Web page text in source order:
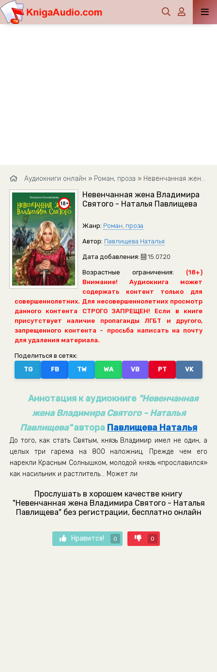
Аудиокниги онлайн » Роман, проза » Невенчанная жена Владимира Святого - Наталья Павлищева
Невенчанная жена Владимира
Святого - Наталья Павлищева
Жанр: Роман, проза
Автор: Павлищева Наталья
Дата добавления: 15.07.20
Возрастные ограничения:
(18+)
Внимание! Аудиокнига может
содержать контент только для
совершеннолетних. Для несовершеннолетних просмотр
данного контента СТРОГО ЗАПРЕЩЕН! Если в книге
присутствует наличие пропаганды ЛГБТ и другого,
запрещенного контента - просьба написать на почту
для удаления материала.
Поделиться в сетях:
TG
FB TW WA VB PT VK
Аннотация к аудиокниге "Невенчанная
жена Владимира Святого - Наталья
Павлищева"автора Павлищева Наталья
До того, как стать Святым, князь Владимир имел не один, а
целых три гарема на 800 наложниц. Прежде чем его
нарекли Красным Солнышком, молодой князь «прославился»
как насильник и растлитель… Может ли
Прослушать в хорошем качестве книгу
"Невенчанная жена Владимира Святого - Наталья
Павлищева" без регистрации, бесплатно онлайн
Нравится! 0 0